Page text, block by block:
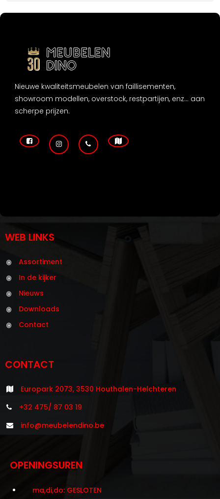
Nieuwe kwaliteitsmeubelen van faillisementen,
showroom modellen, overstock, restpartijen, enz... aan
scherpe prijzen.
WEB LINKS
Assortiment
In de kijker
Nieuws
Downloads
Contact
CONTACT
Europark 2073, 3530 Houthalen-Helchteren
+32 475/ 87 03 19
info@meubelendino.be
OPENINGSUREN
ma,di,do: GESLOTEN